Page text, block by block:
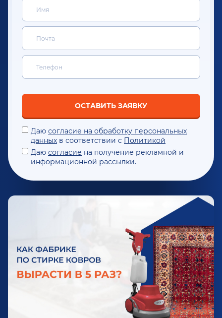
ОСТАВИТЬ ЗАЯВКУ
Даю согласие на обработку персональных
данных в соответствии с Политикой
Даю согласие на получение рекламной и
информационной рассылки.